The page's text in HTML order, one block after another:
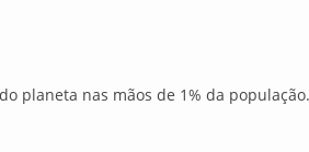
planeta nas mãos de 1% da